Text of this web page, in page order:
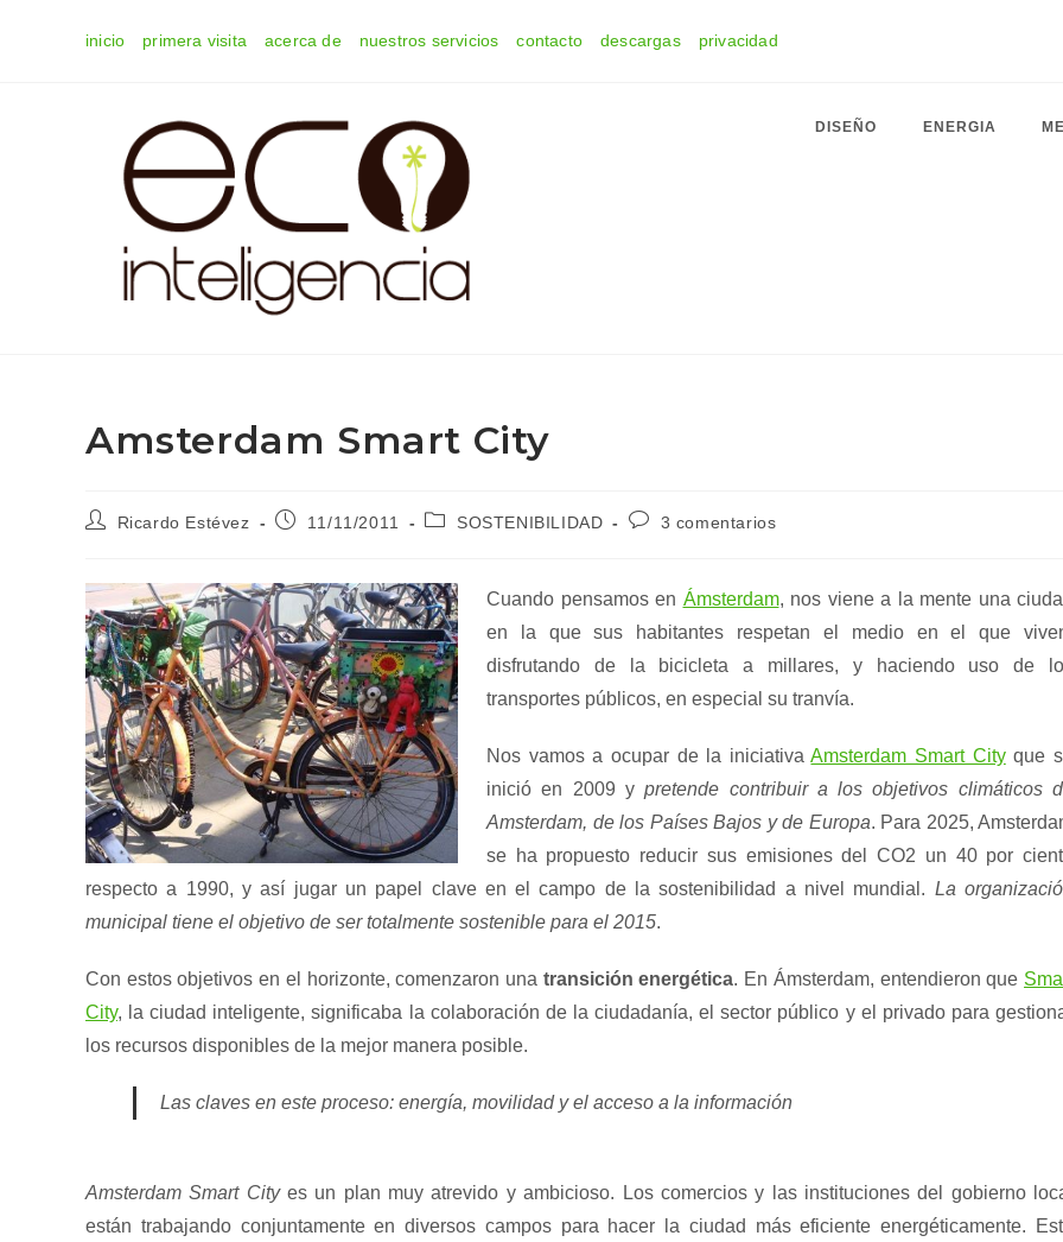
inicio primera visita acerca de nuestros servicios contacto descargas privacidad
DISEÑO ENERGIA
Amsterdam Smart City
Autor
entrada:
Ricardo Estévez
Publicación
entrada:
11/11/2011
Categoría
entrada:
SOSTENIBILIDAD
Comentarios
entrada:
3 comentarios
Cuando pensamos en Ámsterdam, nos viene a la mente una
en la que sus habitantes respetan el medio en el que
disfrutando de la bicicleta a millares, y haciendo uso de
transportes públicos, en especial su tranvía.
Nos vamos a ocupar de la iniciativaAmsterdam Smart Cityque
inició en 2009 ypretende contribuir a los objetivos climáticos
Amsterdam, de los Países Bajos y de Europa. Para 2025,
se ha propuesto reducir sus emisiones del CO2 un 40 por
respecto a 1990, y así jugar un papel clave en el campo de la sostenibilidad a nivel mundial. La
municipal tiene el objetivo de ser totalmente sostenible para el 2015.
Con estos objetivos en el horizonte, comenzaron una transición energética. En Ámsterdam, entendieron que
City, la ciudad inteligente, significaba la colaboración de la ciudadanía, el sector público y el privado para
los recursos disponibles de la mejor manera posible.
Las claves en este proceso: energía, movilidad y el acceso a la información
Amsterdam Smart Cityes un plan muy atrevido y ambicioso. Los comercios y las instituciones del gobierno
están trabajando conjuntamente en diversos campos para hacer la ciudad más eficiente energéticamente.